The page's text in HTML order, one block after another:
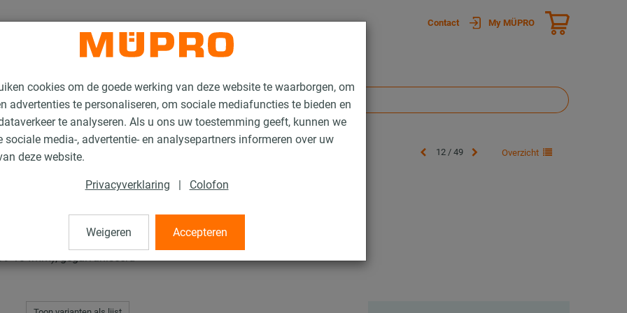
cookies om de goede werking van deze website te waarborgen, om
advertenties te personaliseren, om sociale mediafuncties te bieden en
te analyseren. Als u ons uw toestemming geeft, kunnen we
sociale media-, advertentie- en analysepartners informeren over uw
deze website.
Privacyverklaring | Colofon
Weigeren Accepteren
Contact My MÜPRO
12 / 49 Overzicht
104mm), gegalvaniseerd